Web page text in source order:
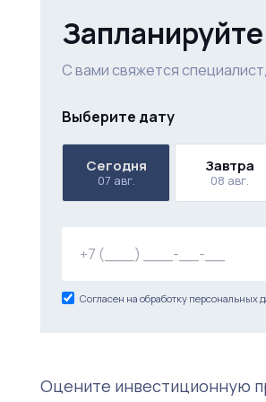
С вами свяжется
Выберите дату
Сегодня
07 авг.
Завтра
08 авг.
Согласен на обработку персональных
Оцените инвестиционную